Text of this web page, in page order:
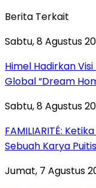
Berita Terkait
Sabtu, 8 Agustus
Himel Hadirkan
Global “Dream
Sabtu, 8 Agustus
FAMILIARITÉ:
Sebuah Karya Puitis
Jumat, 7 Agustus